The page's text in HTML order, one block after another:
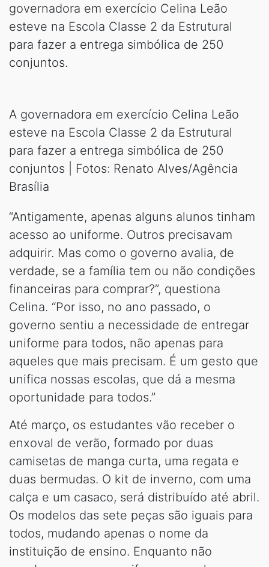
governadora em exercício Celina Leão
esteve na Escola Classe 2 da Estrutural
para fazer a entrega simbólica de 250
conjuntos.
A governadora em exercício Celina Leão
esteve na Escola Classe 2 da Estrutural
para fazer a entrega simbólica de 250
conjuntos | Fotos: Renato Alves/Agência
Brasília
“Antigamente, apenas alguns alunos tinham
acesso ao uniforme. Outros precisavam
adquirir. Mas como o governo avalia, de
verdade, se a família tem ou não condições
financeiras para comprar?”, questiona
Celina. “Por isso, no ano passado, o
governo sentiu a necessidade de entregar
uniforme para todos, não apenas para
aqueles que mais precisam. É um gesto que
unifica nossas escolas, que dá a mesma
oportunidade para todos.”
Até março, os estudantes vão receber o
enxoval de verão, formado por duas
camisetas de manga curta, uma regata e
duas bermudas. O kit de inverno, com uma
calça e um casaco, será distribuído até abril.
Os modelos das sete peças são iguais para
todos, mudando apenas o nome da
instituição de ensino. Enquanto não